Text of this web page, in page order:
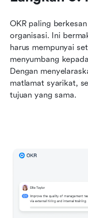
OKR paling
organisasi. Ini
harus mempunyai
menyumbang
Dengan
matlamat syarikat,
tujuan yang sama.